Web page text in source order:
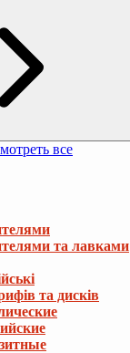
все
та лавками
та дисків